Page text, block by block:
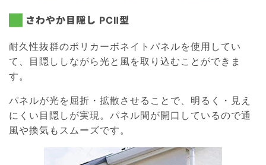
さわやか目隠し PCⅡ型
耐久性抜群のポリカーボネイトパネルを使用してい
て、目隠ししながら光と風を取り込むことができま
す。
パネルが光を屈折・拡散させることで、明るく・見え
にくい目隠しが実現。パネル間が開口しているので通
風や換気もスムーズです。